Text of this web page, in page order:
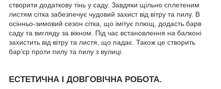
створити додаткову тінь у саду. Завдяки щільно сплетеним
листям сітка забезпечує чудовий захист від вітру та пилу. В
осінньо-зимовий сезон сітка, що імітує плющ, додасть барв
саду та вигляду за вікном. Під час встановлення на балконі
захистить від вітру та листя, що падає. Також це створить
бар'єр проти пилу та пилу з вулиці.
ЕСТЕТИЧНА І ДОВГОВІЧНА РОБОТА.